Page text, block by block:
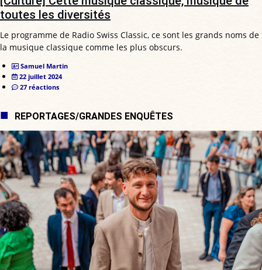
toutes les diversités
Le programme de Radio Swiss Classic, ce sont les grands noms de
la musique classique comme les plus obscurs.
Samuel Martin
22 juillet 2024
27 réactions
REPORTAGES/GRANDES ENQUÊTES